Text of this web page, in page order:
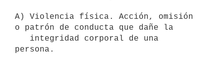
A) Violencia física. Acción, omisión
o patrón de conducta que dañe la
persona.